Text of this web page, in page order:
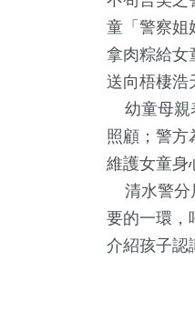
童「警察姐
拿肉粽給女
送向梧棲浩
幼童母親
照顧；警方
維護女童身
清水警分
要的一環，
介紹孩子認
+